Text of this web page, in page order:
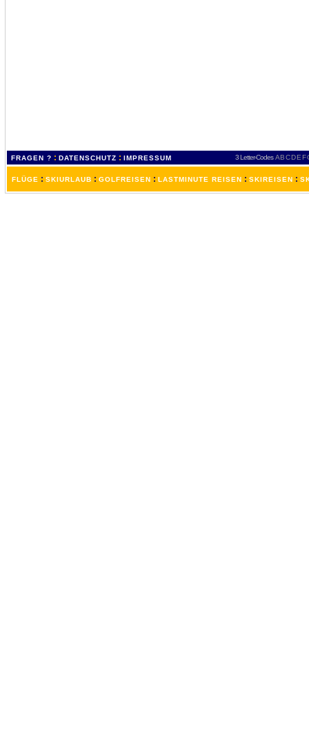
FRAGEN ? : DATENSCHUTZ : IMPRESSUM 3 Letter-Codes ABCDEF
FLÜGE : SKIURLAUB : GOLFREISEN : LASTMINUTE REISEN : SKIREISEN :